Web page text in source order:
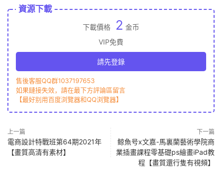
資源下載
下載價格 2 金币
VIP免費
請先登錄
售後客服QQ群1037197653
如果鏈接失效，請在最下方評論區留言
【最好别用百度浏覽器和QQ浏覽器】
上一篇
電商設計特戰班第64期2021年
【畫質高清有素材】
下一篇
鲸魚号x文嘉-馬裏蘭藝術學院商
業插畫課程零基礎ps繪畫iPad教
程【畫質還行隻有視頻】